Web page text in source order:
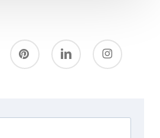
pinterest linkedin instagram